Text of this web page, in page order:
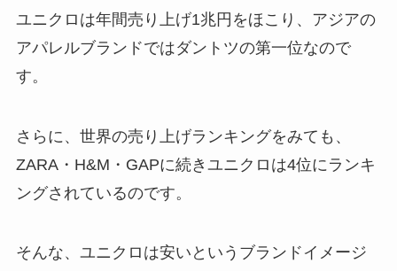
ユニクロは年間売り上げ1兆円をほこり、アジアの
アパレルブランドではダントツの第一位なので
す。
さらに、世界の売り上げランキングをみても、
ZARA・H&M・GAPに続きユニクロは4位にランキ
ングされているのです。
そんな、ユニクロは安いというブランドイメージ